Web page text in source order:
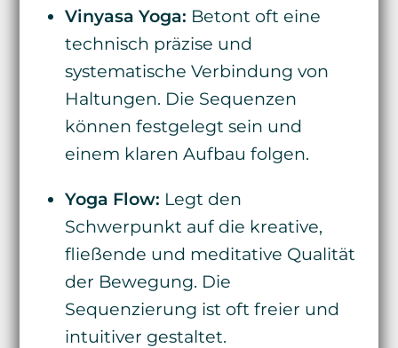
Vinyasa Yoga: Betont oft eine
technisch präzise und
systematische Verbindung von
Haltungen. Die Sequenzen
können festgelegt sein und
einem klaren Aufbau folgen.
Yoga Flow: Legt den
Schwerpunkt auf die kreative,
fließende und meditative Qualität
der Bewegung. Die
Sequenzierung ist oft freier und
intuitiver gestaltet.